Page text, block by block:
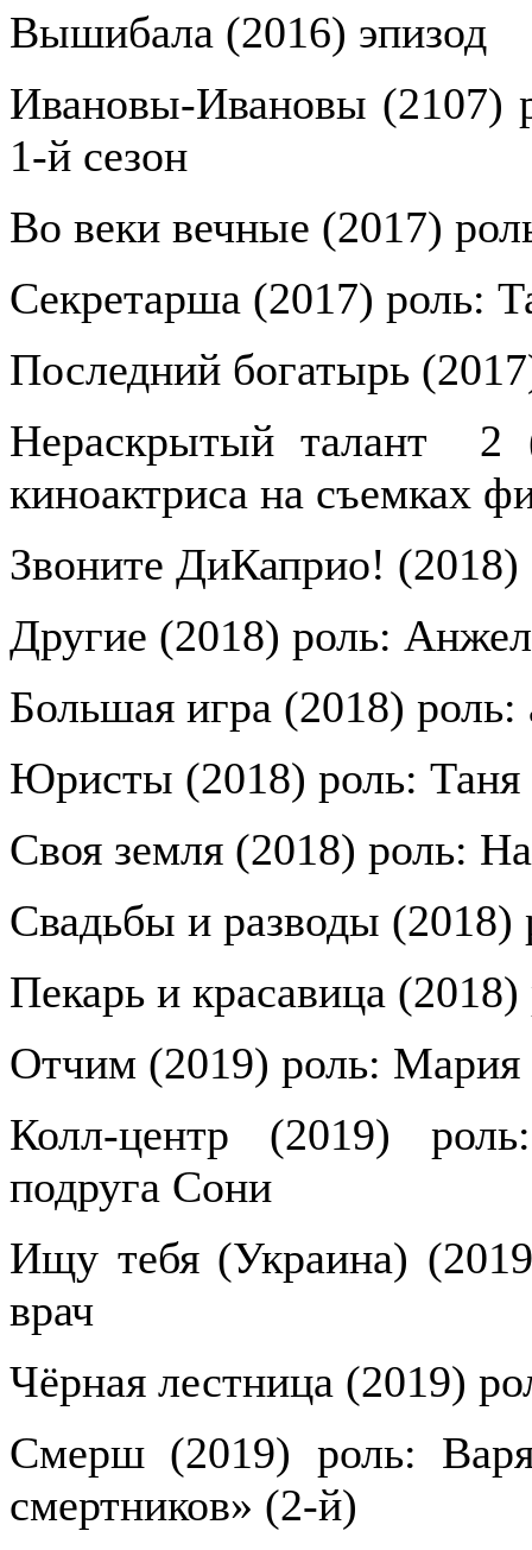
Вышибала (2016) эпизод
Ивановы-Ивановы (2107)
1-й сезон
Во веки вечные (2017)
Секретарша (2017) роль:
Последний богатырь
Нераскрытый талант
2
киноактриса на съемках
Звоните ДиКаприо! (2018)
Другие (2018) роль:
Большая игра (2018) роль:
Юристы (2018) роль: Таня
Своя земля (2018) роль:
Свадьбы и разводы (2018)
Пекарь и красавица
Отчим (2019) роль: Мария
Колл-центр (2019)
подруга Сони
Ищу тебя (Украина)
врач
Чёрная лестница (2019)
Смерш (2019) роль:
смертников» (2-й)